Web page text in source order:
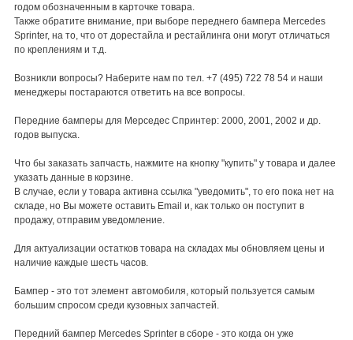
годом обозначенным в карточке товара.
Также обратите внимание, при выборе переднего бампера Mercedes
Sprinter, на то, что от дорестайла и рестайлинга они могут отличаться
по креплениям и т.д.
Возникли вопросы? Наберите нам по тел. +7 (495) 722 78 54 и наши
менеджеры постараются ответить на все вопросы.
Передние бамперы для Мерседес Спринтер: 2000, 2001, 2002 и др.
годов выпуска.
Что бы заказать запчасть, нажмите на кнопку "купить" у товара и далее
указать данные в корзине.
В случае, если у товара активна ссылка "уведомить", то его пока нет на
складе, но Вы можете оставить Email и, как только он поступит в
продажу, отправим уведомление.
Для актуализации остатков товара на складах мы обновляем цены и
наличие каждые шесть часов.
Бампер - это тот элемент автомобиля, который пользуется самым
большим спросом среди кузовных запчастей.
Передний бампер Mercedes Sprinter в сборе - это когда он уже